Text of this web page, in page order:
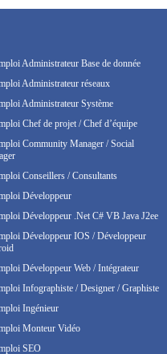
Administrateur Base de donnée
Administrateur réseaux
Administrateur Système
Chef de projet / Chef d’équipe
Community Manager / Social
Conseillers / Consultants
Développeur
Développeur .Net C# VB Java J2ee
Développeur IOS / Développeur
Développeur Web / Intégrateur
Infographiste / Designer / Graphiste
Ingénieur
Monteur Vidéo
SEO